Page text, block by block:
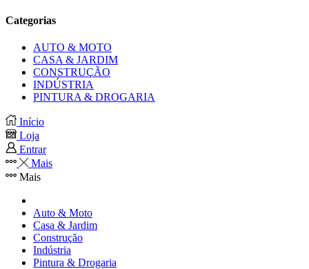
Categorias
AUTO & MOTO
CASA & JARDIM
CONSTRUÇÃO
INDÚSTRIA
PINTURA & DROGARIA
Início
Loja
Entrar
Mais
Mais
Auto & Moto
Casa & Jardim
Construção
Indústria
Pintura & Drogaria